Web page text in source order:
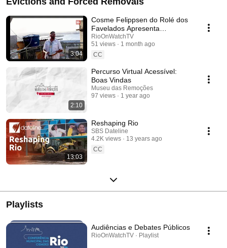
3:04
Cosme Felippsen do Rolé dos
Favelados Apresenta
Performance Durante Visita
Guiada da Providência
RioOnWatchTV
51 views
1 month ago
CC
2:10
Percurso Virtual Acessível:
Boas Vindas
Museu das Remoções
97 views
1 year ago
13:03
Reshaping Rio
SBS Dateline
4.2K views
13 years ago
CC
Playlists
Audiências e Debates Públicos
RioOnWatchTV · Playlist